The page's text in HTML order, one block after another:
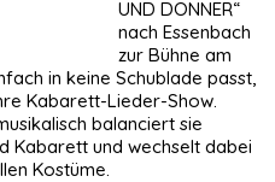
UND DONNER“
nach Essenbach
zur Bühne am
in keine Schublade passt,
Kabarett-Lieder-Show.
balanciert sie
Kabarett und wechselt dabei
Kostüme.